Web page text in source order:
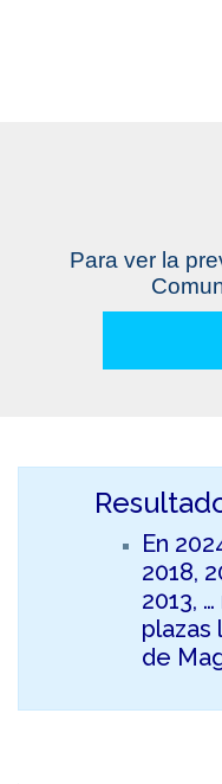
Para ver la
En
2018,
2013,
plazas
de